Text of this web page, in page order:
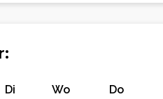
Di Wo Do